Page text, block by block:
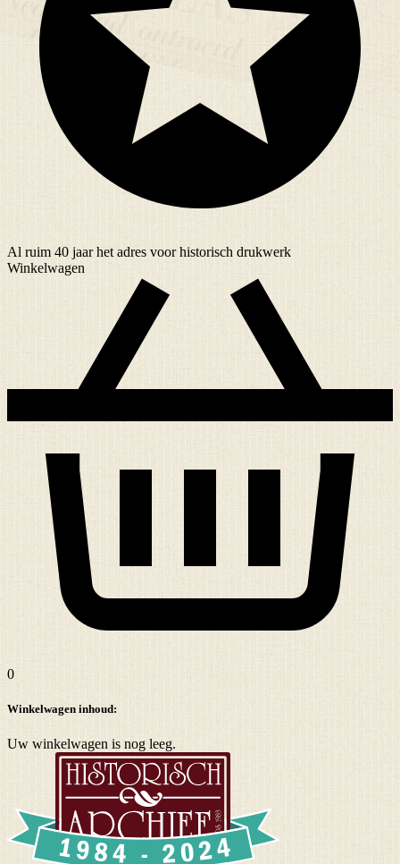
Al ruim 40 jaarhet adres voor historisch drukwerk
Winkelwagen
0
Winkelwagen inhoud:
Uw winkelwagen is nog leeg.